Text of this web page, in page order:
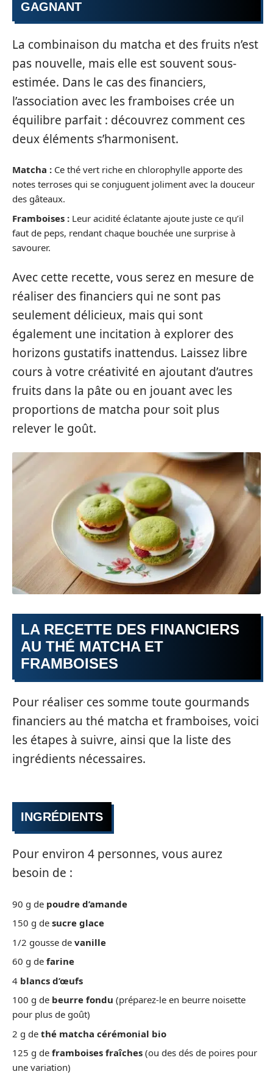
GAGNANT
La combinaison du matcha et des fruits n’est
pas nouvelle, mais elle est souvent sous-
estimée. Dans le cas des financiers,
l’association avec les framboises crée un
équilibre parfait : découvrez comment ces
deux éléments s’harmonisent.
Matcha : Ce thé vert riche en chlorophylle apporte des
notes terroses qui se conjuguent joliment avec la douceur
des gâteaux.
Framboises : Leur acidité éclatante ajoute juste ce qu’il
faut de peps, rendant chaque bouchée une surprise à
savourer.
Avec cette recette, vous serez en mesure de
réaliser des financiers qui ne sont pas
seulement délicieux, mais qui sont
également une incitation à explorer des
horizons gustatifs inattendus. Laissez libre
cours à votre créativité en ajoutant d’autres
fruits dans la pâte ou en jouant avec les
proportions de matcha pour soit plus
relever le goût.
LA RECETTE DES FINANCIERS
AU THÉ MATCHA ET
FRAMBOISES
Pour réaliser ces somme toute gourmands
financiers au thé matcha et framboises, voici
les étapes à suivre, ainsi que la liste des
ingrédients nécessaires.
INGRÉDIENTS
Pour environ 4 personnes, vous aurez
besoin de :
90 g de poudre d’amande
150 g de sucre glace
1/2 gousse de vanille
60 g de farine
4 blancs d’œufs
100 g de beurre fondu (préparez-le en beurre noisette
pour plus de goût)
2 g de thé matcha cérémonial bio
125 g de framboises fraîches (ou des dés de poires pour
une variation)